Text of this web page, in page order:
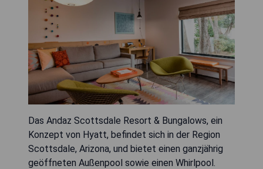
Das Andaz Scottsdale Resort & Bungalows, ein
Konzept von Hyatt, befindet sich in der Region
Scottsdale, Arizona, und bietet einen ganzjährig
geöffneten Außenpool sowie einen Whirlpool.